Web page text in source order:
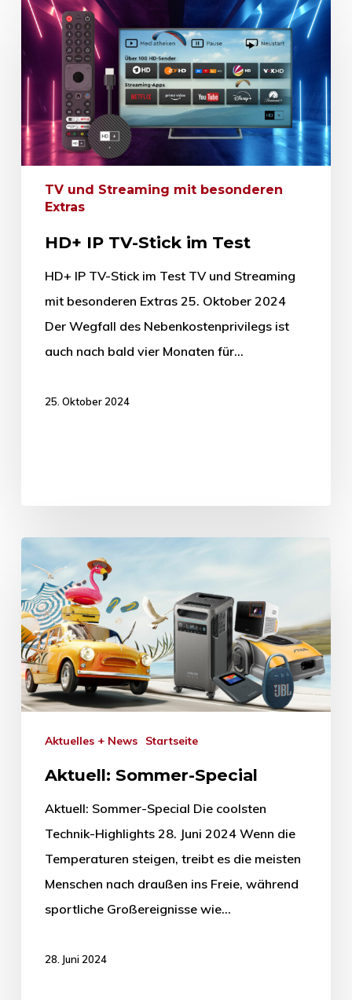
TV und Streaming mit besonderen
Extras
HD+ IP TV-Stick im Test
HD+ IP TV-Stick im Test TV und Streaming
mit besonderen Extras 25. Oktober 2024
Der Wegfall des Nebenkostenprivilegs ist
auch nach bald vier Monaten für…
25. Oktober 2024
Aktuelles + News Startseite
Aktuell: Sommer-Special
Aktuell: Sommer-Special Die coolsten
Technik-Highlights 28. Juni 2024 Wenn die
Temperaturen steigen, treibt es die meisten
Menschen nach draußen ins Freie, während
sportliche Großereignisse wie…
28. Juni 2024